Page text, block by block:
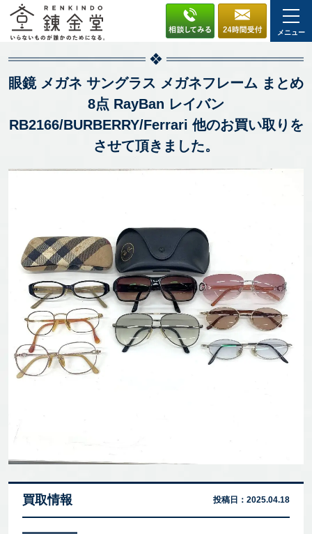
メニュー
眼鏡 メガネ サングラス メガネフレーム まとめ
8点 RayBan レイバン
RB2166/BURBERRY/Ferrari 他のお買い取りを
させて頂きました。
買取情報 投稿日： 2025.04.18